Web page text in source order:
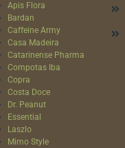
Apis Flora
Bardan
Caffeine Army
Casa Madeira
Catarinense Pharma
Compotas Iba
Copra
Costa Doce
Dr. Peanut
Essential
Laszlo
Mimo Style